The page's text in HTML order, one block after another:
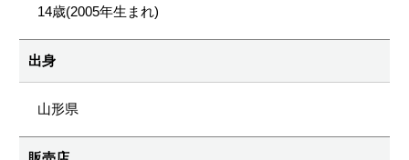
14歳(2005年生まれ)
出身
山形県